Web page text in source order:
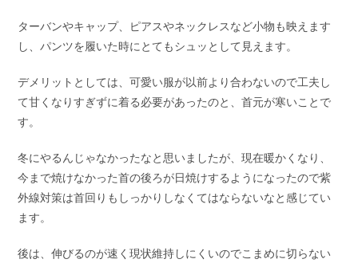
ターバンやキャップ、ピアスやネックレスなど小物も映えます
し、パンツを履いた時にとてもシュッとして見えます。
デメリットとしては、可愛い服が以前より合わないので工夫し
て甘くなりすぎずに着る必要があったのと、首元が寒いことで
す。
冬にやるんじゃなかったなと思いましたが、現在暖かくなり、
今まで焼けなかった首の後ろが日焼けするようになったので紫
外線対策は首回りもしっかりしなくてはならないなと感じてい
ます。
後は、伸びるのが速く現状維持しにくいのでこまめに切らない